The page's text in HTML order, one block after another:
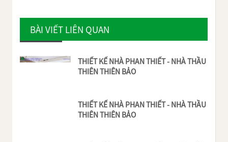
BÀI VIẾT LIÊN QUAN
THIẾT KẾ NHÀ PHAN THIẾT - NHÀ THẦU
THIÊN THIÊN BẢO
THIẾT KẾ NHÀ PHAN THIẾT - NHÀ THẦU
THIÊN THIÊN BẢO